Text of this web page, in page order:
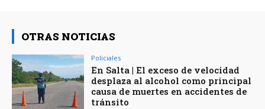
OTRAS NOTICIAS
Policiales
En Salta | El exceso de velocidad
desplaza al alcohol como principal
causa de muertes en accidentes de
tránsito